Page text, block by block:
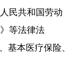
民共和国劳动
等法律法
基本医疗保险、